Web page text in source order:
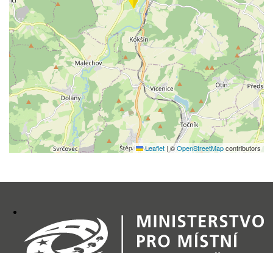
Leaflet | ©OpenStreetMapcontributors